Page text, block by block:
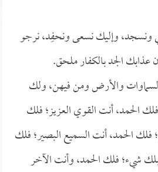
ونسجد، وإليك نسعى ونحفِد، نرجو
الجد بالكفار ملحق.
والأرض ومن فيهن، ولك
الحمد، أنت القوي العزيز؛ فلك
فلك الحمد، أنت السميع البصير؛ فلك
شيء؛ فلك الحمد، وأنت الآخر